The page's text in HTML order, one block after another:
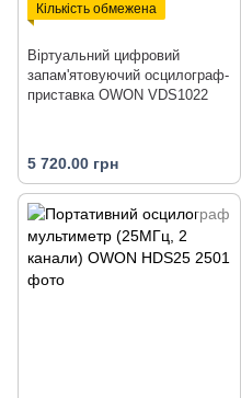
Кількість обмежена
Віртуальний цифровий
запам'ятовуючий осцилограф-
приставка OWON VDS1022
5 720.00 грн